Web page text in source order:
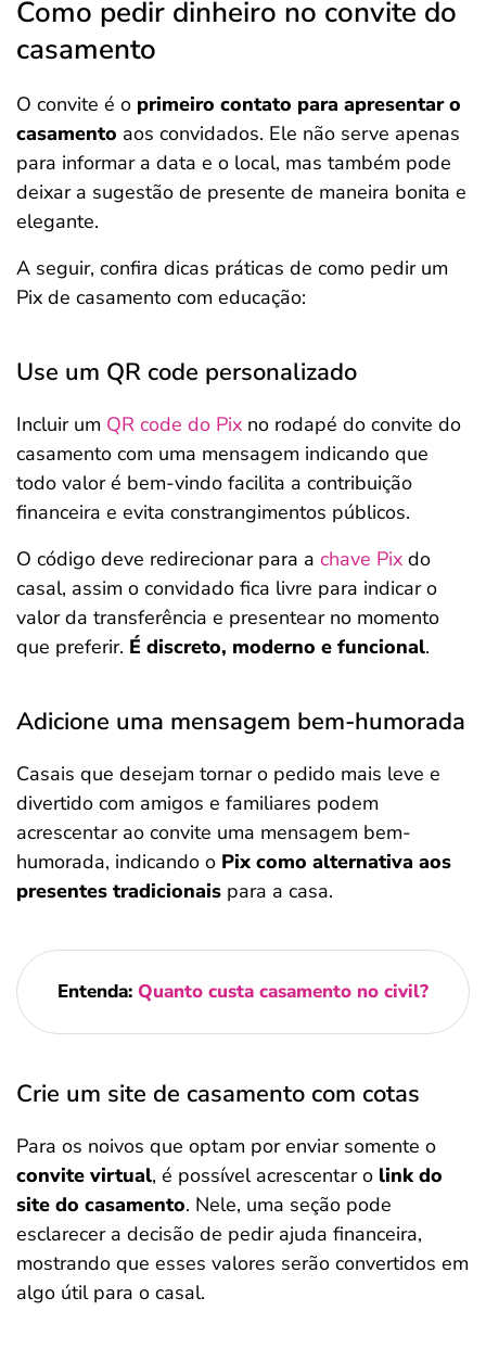
Como pedir dinheiro no convite do
casamento
O convite é o primeiro contato para apresentar o
casamento aos convidados. Ele não serve apenas
para informar a data e o local, mas também pode
deixar a sugestão de presente de maneira bonita e
elegante.
A seguir, confira dicas práticas de como pedir um
Pix de casamento com educação:
Use um QR code personalizado
Incluir um QR code do Pix no rodapé do convite do
casamento com uma mensagem indicando que
todo valor é bem-vindo facilita a contribuição
financeira e evita constrangimentos públicos.
O código deve redirecionar para a chave Pix do
casal, assim o convidado fica livre para indicar o
valor da transferência e presentear no momento
que preferir. É discreto, moderno e funcional.
Adicione uma mensagem bem-humorada
Casais que desejam tornar o pedido mais leve e
divertido com amigos e familiares podem
acrescentar ao convite uma mensagem bem-
humorada, indicando o Pix como alternativa aos
presentes tradicionais para a casa.
Entenda: Quanto custa casamento no civil?
Crie um site de casamento com cotas
Para os noivos que optam por enviar somente o
convite virtual, é possível acrescentar o link do
site do casamento. Nele, uma seção pode
esclarecer a decisão de pedir ajuda financeira,
mostrando que esses valores serão convertidos em
algo útil para o casal.